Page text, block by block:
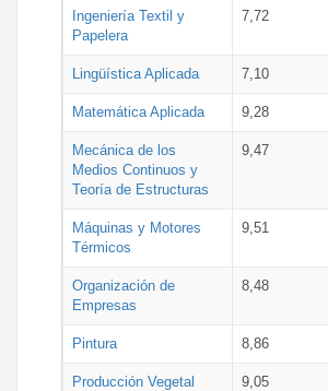
Ingeniería Textil y
Papelera
7,72
Lingüística Aplicada 7,10
Matemática Aplicada 9,28
Mecánica de los
Medios Continuos y
Teoría de Estructuras
9,47
Máquinas y Motores
Térmicos
9,51
Organización de
Empresas
8,48
Pintura 8,86
Producción Vegetal 9,05